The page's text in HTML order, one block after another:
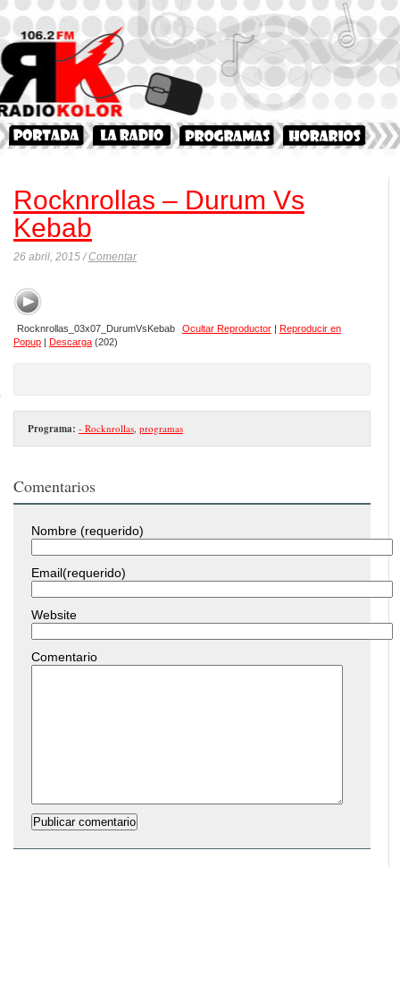
Rocknrollas – Durum Vs
Kebab
26 abril, 2015 /Comentar
Rocknrollas_03x07_DurumVsKebab Ocultar Reproductor| Reproducir en
Popup | Descarga (202)
Programa: - Rocknrollas programas
Comentarios
Nombre (requerido)
Email(requerido)
Website
Comentario